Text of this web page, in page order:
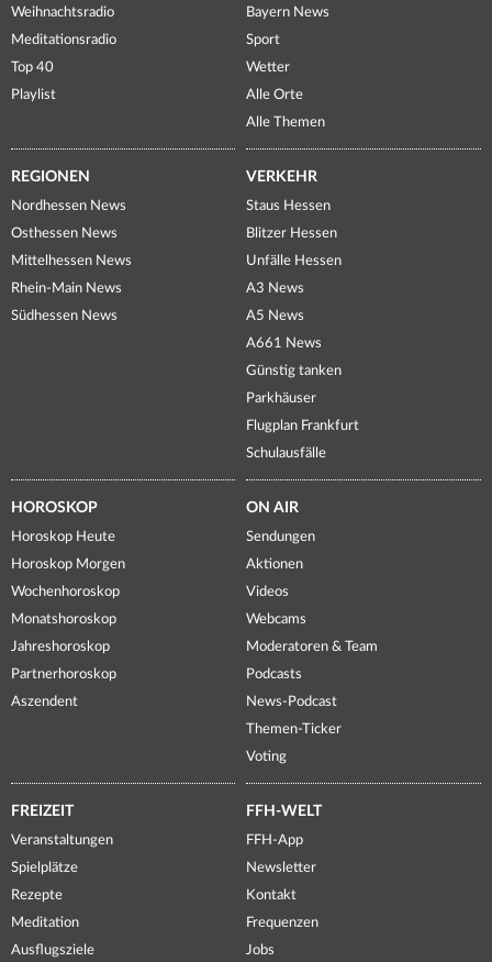
Weihnachtsradio
Meditationsradio
Top 40
Playlist
Bayern News
Sport
Wetter
Alle Orte
Alle Themen
REGIONEN
Nordhessen News
Osthessen News
Mittelhessen News
Rhein-Main News
Südhessen News
VERKEHR
Staus Hessen
Blitzer Hessen
Unfälle Hessen
A3 News
A5 News
A661 News
Günstig tanken
Parkhäuser
Flugplan Frankfurt
Schulausfälle
HOROSKOP
Horoskop Heute
Horoskop Morgen
Wochenhoroskop
Monatshoroskop
Jahreshoroskop
Partnerhoroskop
Aszendent
ON AIR
Sendungen
Aktionen
Videos
Webcams
Moderatoren & Team
Podcasts
News-Podcast
Themen-Ticker
Voting
FREIZEIT
Veranstaltungen
Spielplätze
Rezepte
Meditation
Ausflugsziele
FFH-WELT
FFH-App
Newsletter
Kontakt
Frequenzen
Jobs